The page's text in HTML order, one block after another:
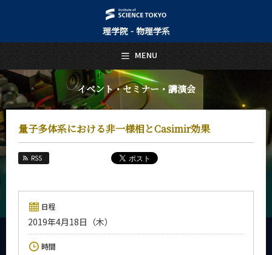
理学院 - 物理学系
イベント・セミナー・講演会
量子多体系における非一様相とCasimir効果
RSS
日程
2019年4月18日（木）
時間
MENU
日本語 English
トップページ
Top Page
物理学系について
About Us
教育
Education
未来
Future
入学案内
Admissions